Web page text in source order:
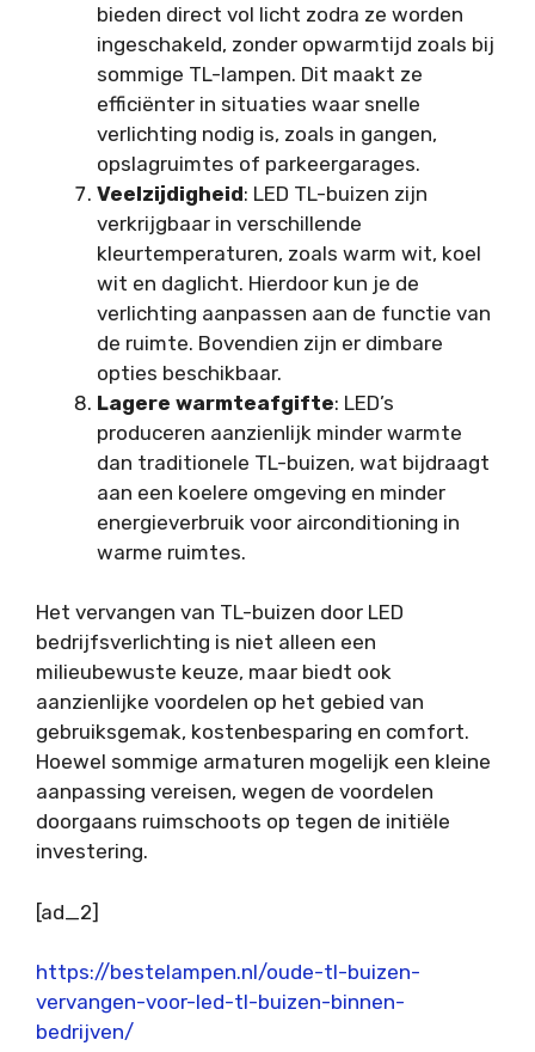
bieden direct vol licht zodra ze worden
ingeschakeld, zonder opwarmtijd zoals bij
sommige TL-lampen. Dit maakt ze
efficiënter in situaties waar snelle
verlichting nodig is, zoals in gangen,
opslagruimtes of parkeergarages.
Veelzijdigheid: LED TL-buizen zijn
verkrijgbaar in verschillende
kleurtemperaturen, zoals warm wit, koel
wit en daglicht. Hierdoor kun je de
verlichting aanpassen aan de functie van
de ruimte. Bovendien zijn er dimbare
opties beschikbaar.
Lagere warmteafgifte: LED’s
produceren aanzienlijk minder warmte
dan traditionele TL-buizen, wat bijdraagt
aan een koelere omgeving en minder
energieverbruik voor airconditioning in
warme ruimtes.
Het vervangen van TL-buizen door LED
bedrijfsverlichting is niet alleen een
milieubewuste keuze, maar biedt ook
aanzienlijke voordelen op het gebied van
gebruiksgemak, kostenbesparing en comfort.
Hoewel sommige armaturen mogelijk een kleine
aanpassing vereisen, wegen de voordelen
doorgaans ruimschoots op tegen de initiële
investering.
[ad_2]
https://bestelampen.nl/oude-tl-buizen-
vervangen-voor-led-tl-buizen-binnen-
bedrijven/